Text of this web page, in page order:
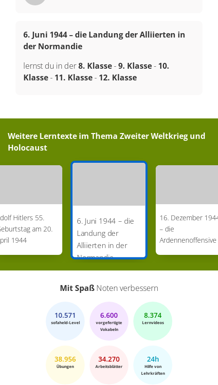
6. Juni 1944 – die Landung der Alliierten in
der Normandie
lernst du in der8. Klasse-9. Klasse- 10.
Klasse- 11. Klasse- 12. Klasse
Weitere Lerntexte im Thema Zweiter Weltkrieg und
Holocaust
Hitlers 55.
am 20.
1944
6. Juni 1944 – die
Landung der
Alliierten in der
Normandie
16. Dezember
– die
Ardennenoffensive
Mit Spaß Noten verbessern
10.571
sofaheld-Level
6.600
vorgefertigte
Vokabeln
8.374
Lernvideos
38.956
Übungen
34.270
Arbeitsblätter
24h
Hilfe von
Lehrkräften